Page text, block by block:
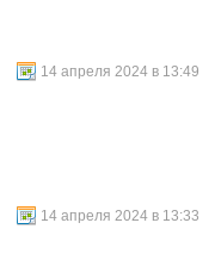
14 апреля 2024 в 13:49
14 апреля 2024 в 13:33